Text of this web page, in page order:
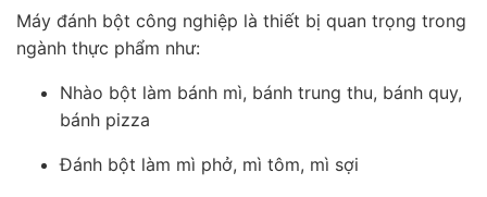
Máy đánh bột công nghiệp là thiết bị quan trọng trong
ngành thực phẩm như:
Nhào bột làm bánh mì, bánh trung thu, bánh quy,
bánh pizza
Đánh bột làm mì phở, mì tôm, mì sợi